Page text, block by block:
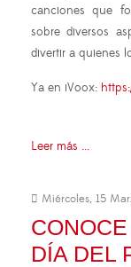
canciones que
sobre diversos
divertir a quienes
Ya en iVoox:
Leer más ...
Miércoles, 15
DÍA DEL